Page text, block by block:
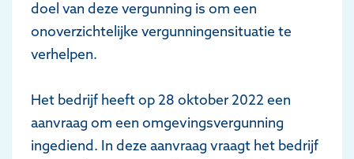
doel van deze vergunning is om een
onoverzichtelijke vergunningensituatie te
verhelpen.
Het bedrijf heeft op 28 oktober 2022 een
aanvraag om een omgevingsvergunning
ingediend. In deze aanvraag vraagt het bedrijf